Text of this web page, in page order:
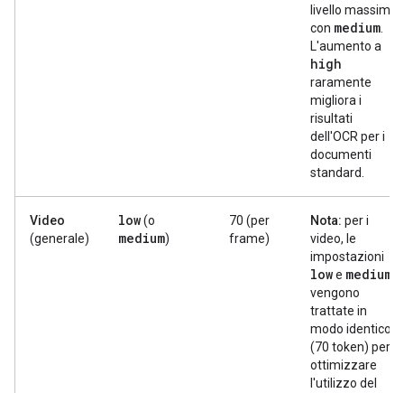
livello massimo
con medium
L'aumento a
high
raramente
migliora i
risultati
dell'OCR per i
documenti
standard.
Video
(generale)
low(o
medium)
70 (per
frame)
Nota: per i
video, le
impostazioni
lowe medium
vengono
trattate in
modo identico
(70 token) per
ottimizzare
l'utilizzo del